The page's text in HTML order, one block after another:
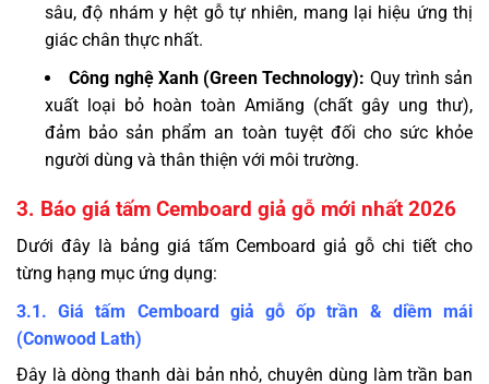
sâu, độ nhám y hệt gỗ tự nhiên, mang lại hiệu ứng thị
giác chân thực nhất.
Công nghệ Xanh (Green Technology): Quy trình sản
xuất loại bỏ hoàn toàn Amiăng (chất gây ung thư),
đảm bảo sản phẩm an toàn tuyệt đối cho sức khỏe
người dùng và thân thiện với môi trường.
3. Báo giá tấm Cemboard giả gỗ mới nhất 2026
Dưới đây là bảng giá tấm Cemboard giả gỗ chi tiết cho
từng hạng mục ứng dụng:
3.1. Giá tấm Cemboard giả gỗ ốp trần & diềm mái
(Conwood Lath)
Đây là dòng thanh dài bản nhỏ, chuyên dùng làm trần ban